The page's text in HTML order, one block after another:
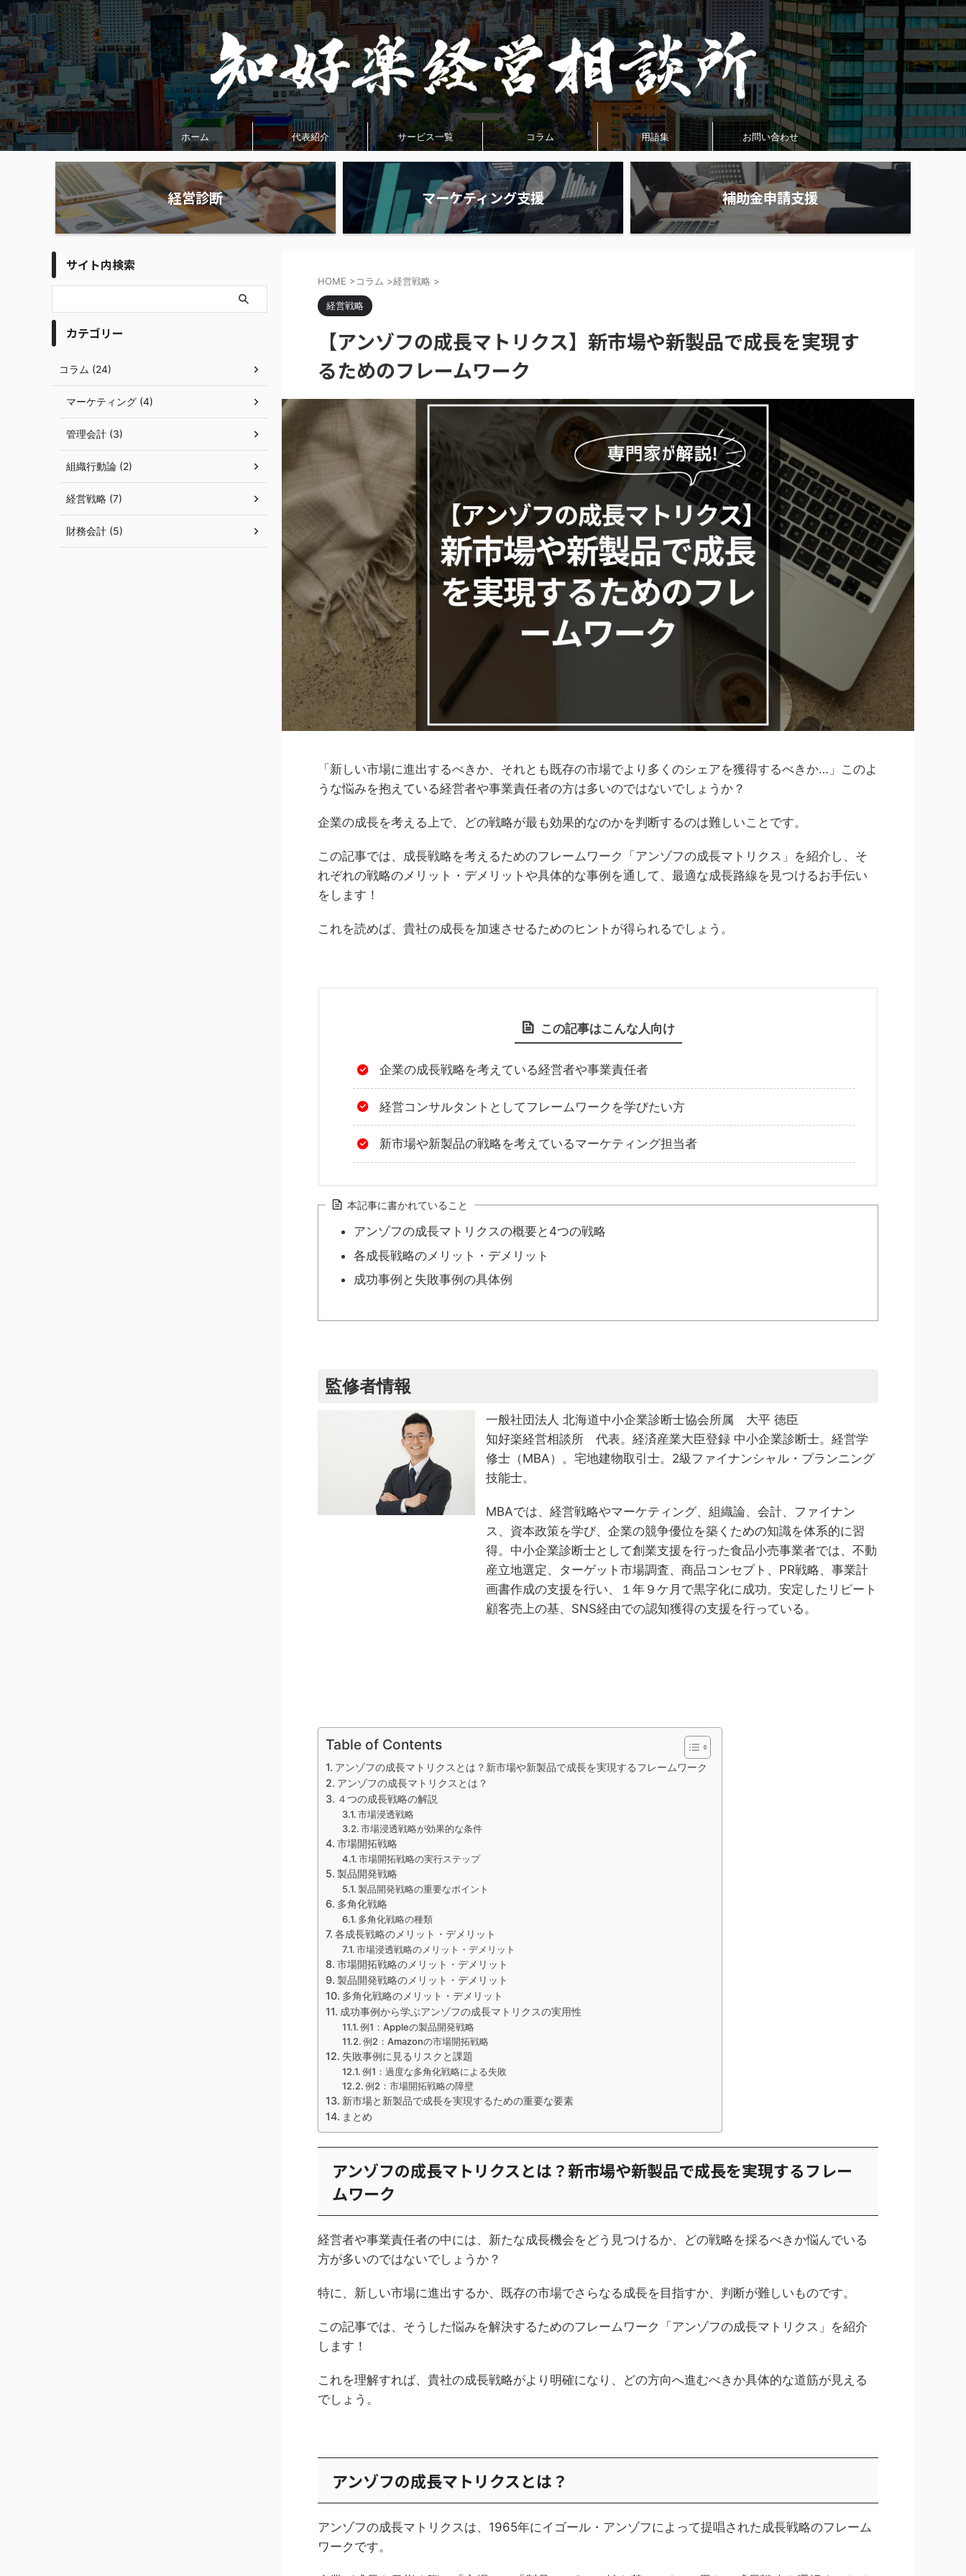
ホーム 代表紹介 サービス一覧 コラム 用語集 お問い合わせ
経営診断 マーケティング支援 補助金申請支援
HOME >コラム >経営戦略 >
経営戦略
【アンゾフの成長マトリクス】新市場や新製品で成長を実現す
るためのフレームワーク
「新しい市場に進出するべきか、それとも既存の市場でより多くのシェアを獲得するべきか…」このよ
うな悩みを抱えている経営者や事業責任者の方は多いのではないでしょうか？
企業の成長を考える上で、どの戦略が最も効果的なのかを判断するのは難しいことです。
この記事では、成長戦略を考えるためのフレームワーク「アンゾフの成長マトリクス」を紹介し、そ
れぞれの戦略のメリット・デメリットや具体的な事例を通して、最適な成長路線を見つけるお手伝い
をします！
これを読めば、貴社の成長を加速させるためのヒントが得られるでしょう。
この記事はこんな人向け
企業の成長戦略を考えている経営者や事業責任者
経営コンサルタントとしてフレームワークを学びたい方
新市場や新製品の戦略を考えているマーケティング担当者
本記事に書かれていること
アンゾフの成長マトリクスの概要と4つの戦略
各成長戦略のメリット・デメリット
成功事例と失敗事例の具体例
監修者情報
一般社団法人 北海道中小企業診断士協会所属 大平 徳臣
知好楽経営相談所 代表。経済産業大臣登録 中小企業診断士。経営学
修士（MBA）。宅地建物取引士。2級ファイナンシャル・プランニング
技能士。
MBAでは、経営戦略やマーケティング、組織論、会計、ファイナン
ス、資本政策を学び、企業の競争優位を築くための知識を体系的に習
得。中小企業診断士として創業支援を行った食品小売事業者では、不動
産立地選定、ターゲット市場調査、商品コンセプト、PR戦略、事業計
画書作成の支援を行い、１年９ケ月で黒字化に成功。安定したリピート
顧客売上の基、SNS経由での認知獲得の支援を行っている。
Table of Contents
アンゾフの成長マトリクスとは？新市場や新製品で成長を実現するフレームワーク
アンゾフの成長マトリクスとは？
４つの成長戦略の解説
市場浸透戦略
市場浸透戦略が効果的な条件
市場開拓戦略
市場開拓戦略の実行ステップ
製品開発戦略
製品開発戦略の重要なポイント
多角化戦略
多角化戦略の種類
各成長戦略のメリット・デメリット
市場浸透戦略のメリット・デメリット
市場開拓戦略のメリット・デメリット
製品開発戦略のメリット・デメリット
多角化戦略のメリット・デメリット
成功事例から学ぶアンゾフの成長マトリクスの実用性
例1：Appleの製品開発戦略
例2：Amazonの市場開拓戦略
失敗事例に見るリスクと課題
例1：過度な多角化戦略による失敗
例2：市場開拓戦略の障壁
新市場と新製品で成長を実現するための重要な要素
まとめ
アンゾフの成長マトリクスとは？新市場や新製品で成長を実現するフレー
ムワーク
経営者や事業責任者の中には、新たな成長機会をどう見つけるか、どの戦略を採るべきか悩んでいる
方が多いのではないでしょうか？
特に、新しい市場に進出するか、既存の市場でさらなる成長を目指すか、判断が難しいものです。
この記事では、そうした悩みを解決するためのフレームワーク「アンゾフの成長マトリクス」を紹介
します！
これを理解すれば、貴社の成長戦略がより明確になり、どの方向へ進むべきか具体的な道筋が見える
でしょう。
アンゾフの成長マトリクスとは？
アンゾフの成長マトリクスは、1965年にイゴール・アンゾフによって提唱された成長戦略のフレーム
ワークです。
サイト内検索
カテゴリー
コラム (24)
マーケティング (4)
管理会計 (3)
組織行動論 (2)
経営戦略 (7)
財務会計 (5)